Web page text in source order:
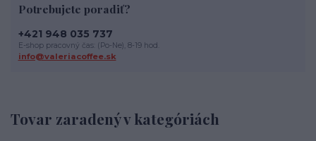
Tovar zaradený v kategóriách
Potrebujete poradiť?
+421 948 035 737
E-shop pracovný čas: (Po-Ne), 8-19 hod.
info@valeriacoffee.sk